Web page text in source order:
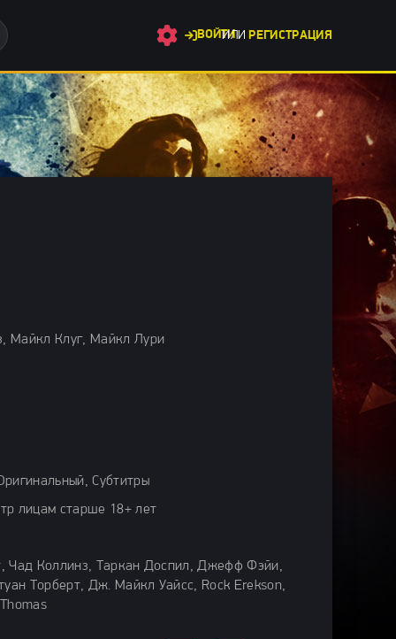
ВОЙТИ
ИЛИ РЕГИСТРАЦИЯ
фильмы 2024 / Новинки кино 2024 / Фильмы весны 2024
Майкл Клуг, Майкл Лури
Субтитры
лицам старше 18+ лет
Чад Коллинз, Таркан Доспил, Джефф Фэйи,
Торберт, Дж. Майкл Уайсс, Rock Erekson,